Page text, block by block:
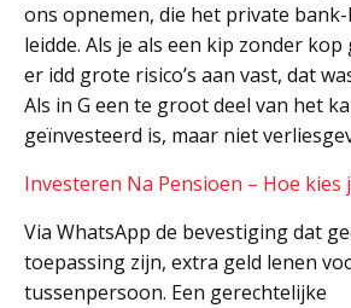
ons opnemen, die het private
leidde. Als je als een kip zonder
er idd grote risico’s aan vast, dat
Als in G een te groot deel van het
geïnvesteerd is, maar niet
Investeren Na Pensioen – Hoe kies
Via WhatsApp de bevestiging dat
toepassing zijn, extra geld lenen
tussenpersoon. Een gerechtelijke